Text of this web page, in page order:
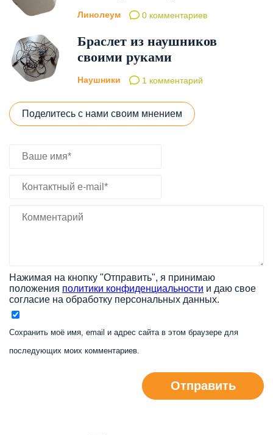
Линолеум 0 комментариев
Браслет из наушников
своими руками
Наушники 1 комментарий
Поделитесь с нами своим мнением
Нажимая на кнопку "Отправить", я принимаю
положения политики конфиденциальности и даю свое
согласие на обработку персональных данных.
Сохранить моё имя, email и адрес сайта в этом браузере для
последующих моих комментариев.
Отправить